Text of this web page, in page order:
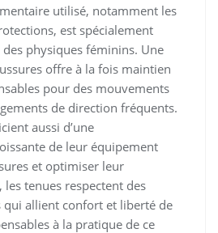
utilisé, notamment les
est spécialement
physiques féminins. Une
offre à la fois maintien
pour des mouvements
de direction fréquents.
aussi d’une
de leur équipement
et optimiser leur
tenues respectent des
qui allient confort et liberté de
à la pratique de ce